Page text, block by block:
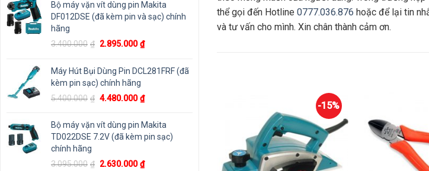
1.800.000₫.là:
Bộ máy vặn vít dùng pin Makita
DF012DSE (đã kèm pin và sạc) chính
hãng
3.400.000 ₫ Giá
là:
3.400.000₫.
2.895.000 ₫Giá
tại
2.895.000₫.
Máy Hút Bụi Dùng Pin DCL281FRF (đã
kèm pin sạc) chính hãng
5.400.000 ₫ Giá
là:
5.400.000₫.
4.480.000 ₫Giá
tại
là:
Bộ máy vặn vít dùng pin Makita
TD022DSE 7.2V (đã kèm pin sạc)
chính hãng
3.095.000 ₫ Giá
2.630.000 ₫Giá
thể gọi đến Hotline 0777.036.876 hoặc để lại tin
và tư vấn cho mình. Xin chân thành cảm ơn.
-15%